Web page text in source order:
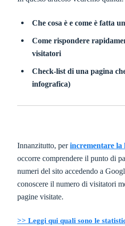
Che cosa è e come è fatta
Come rispondere
visitatori
Check-list di una pagina
infografica)
Innanzitutto, perincrementare la
occorre comprendere il punto di
numeri del sito accedendo a
conoscere il numero di visitatori
pagine visitate.
>> Leggi qui quali sono le